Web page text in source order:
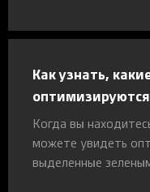
Как узнать,
Когда вы
можете увидеть
выделенные